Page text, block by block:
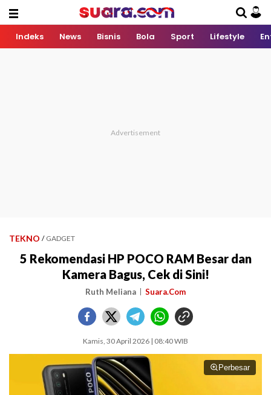
Indeks News Bisnis Bola Sport Lifestyle
TEKNO / GADGET
5 Rekomendasi HP POCO RAM Besar dan
Kamera Bagus, Cek di Sini!
Ruth Meliana Suara.Com
Kamis, 30 April 2026 | 08:40 WIB
Perbesar